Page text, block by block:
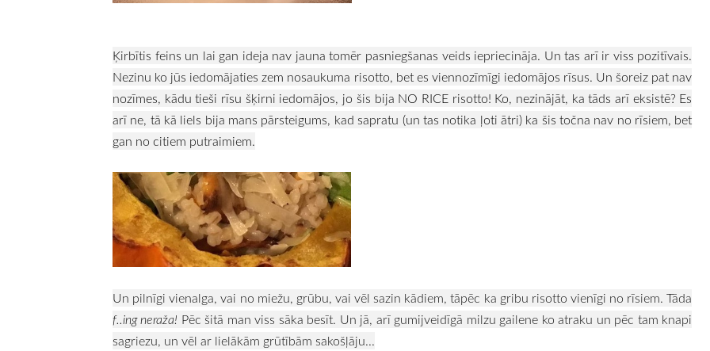
Ķirbītis feins un lai gan ideja nav jauna tomēr pasniegšanas veids iepriecināja. Un tas arī ir viss pozitīvais.
Nezinu ko jūs iedomājaties zem nosaukuma risotto, bet es viennozīmīgi iedomājos rīsus. Un šoreiz pat nav
nozīmes, kādu tieši rīsu šķirni iedomājos, jo šis bija NO RICE risotto! Ko, nezinājāt, ka tāds arī eksistē? Es
arī ne, tā kā liels bija mans pārsteigums, kad sapratu (un tas notika ļoti ātri) ka šis točna nav no rīsiem, bet
gan no citiem putraimiem.
Un pilnīgi vienalga, vai no miežu, grūbu, vai vēl sazin kādiem, tāpēc ka gribu risotto vienīgi no rīsiem. Tāda
f..ing neraža! Pēc šitā man viss sāka besīt. Un jā, arī gumijveidīgā milzu gailene ko atraku un pēc tam knapi
sagriezu, un vēl ar lielākām grūtībām sakošļāju...